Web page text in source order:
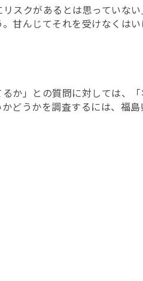
スクがあるとは思っていな
甘んじてそれを受けなくは
か」との質問に対しては、
どうかを調査するには、福